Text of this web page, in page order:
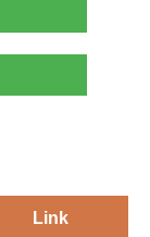
Link